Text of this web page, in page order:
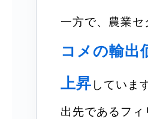
一方で、農業セ
コメの輸出
上昇 していま
出先であるフィ